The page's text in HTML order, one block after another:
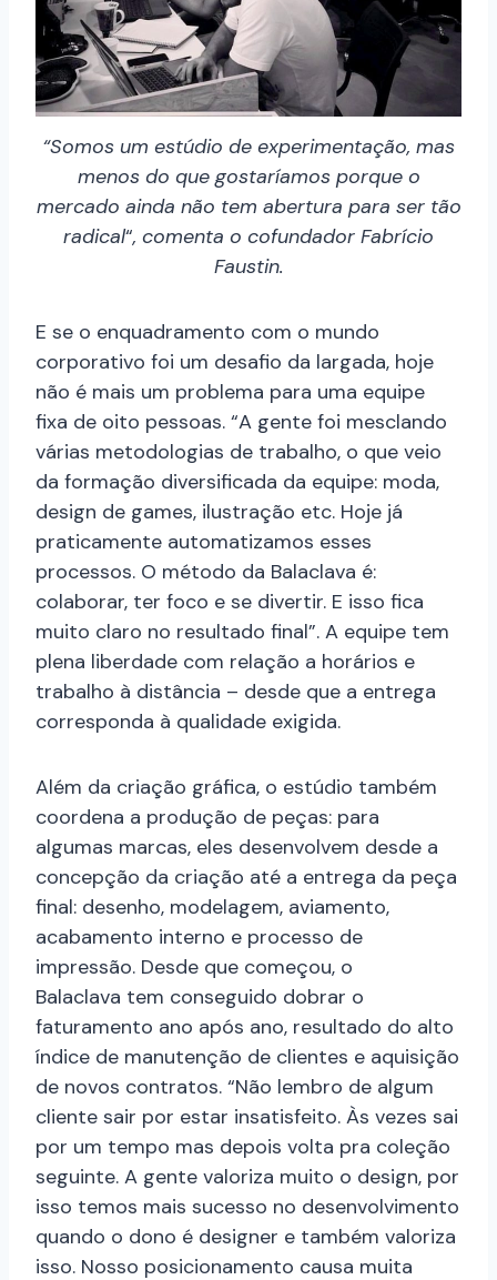
“Somos um estúdio de experimentação, mas
menos do que gostaríamos porque o
mercado ainda não tem abertura para ser tão
radical“, comenta o cofundador Fabrício
Faustin.
E se o enquadramento com o mundo
corporativo foi um desafio da largada, hoje
não é mais um problema para uma equipe
fixa de oito pessoas. “A gente foi mesclando
várias metodologias de trabalho, o que veio
da formação diversificada da equipe: moda,
design de games, ilustração etc. Hoje já
praticamente automatizamos esses
processos. O método da Balaclava é:
colaborar, ter foco e se divertir. E isso fica
muito claro no resultado final”. A equipe tem
plena liberdade com relação a horários e
trabalho à distância – desde que a entrega
corresponda à qualidade exigida.
Além da criação gráfica, o estúdio também
coordena a produção de peças: para
algumas marcas, eles desenvolvem desde a
concepção da criação até a entrega da peça
final: desenho, modelagem, aviamento,
acabamento interno e processo de
impressão. Desde que começou, o
Balaclava tem conseguido dobrar o
faturamento ano após ano, resultado do alto
índice de manutenção de clientes e aquisição
de novos contratos. “Não lembro de algum
cliente sair por estar insatisfeito. Às vezes sai
por um tempo mas depois volta pra coleção
seguinte. A gente valoriza muito o design, por
isso temos mais sucesso no desenvolvimento
quando o dono é designer e também valoriza
isso. Nosso posicionamento causa muita